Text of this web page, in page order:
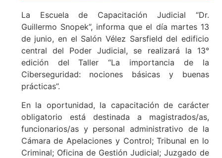
La Escuela de Capacitación Judicial “Dr.
Guillermo Snopek”, informa que el día martes 13
de junio, en el Salón Vélez Sarsfield del edificio
central del Poder Judicial, se realizará la 13°
edición del Taller “La importancia de la
Ciberseguridad: nociones básicas y buenas
prácticas”.
En la oportunidad, la capacitación de carácter
obligatorio está destinada a magistrados/as,
funcionarios/as y personal administrativo de la
Cámara de Apelaciones y Control; Tribunal en lo
Criminal; Oficina de Gestión Judicial; Juzgado de